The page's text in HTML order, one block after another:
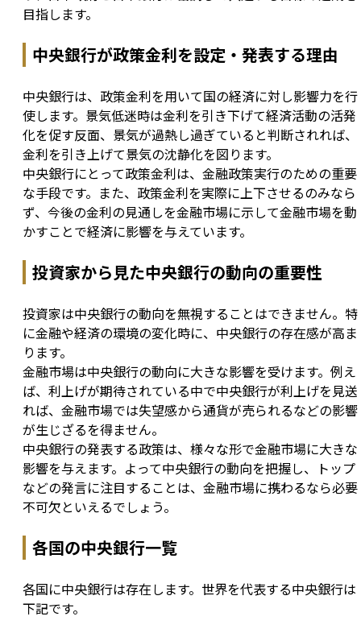
目指します。
中央銀行が政策金利を設定・発表する理由
中央銀行は、政策金利を用いて国の経済に対し影響力を行
使します。景気低迷時は金利を引き下げて経済活動の活発
化を促す反面、景気が過熱し過ぎていると判断されれば、
金利を引き上げて景気の沈静化を図ります。
中央銀行にとって政策金利は、金融政策実行のための重要
な手段です。また、政策金利を実際に上下させるのみなら
ず、今後の金利の見通しを金融市場に示して金融市場を動
かすことで経済に影響を与えています。
投資家から見た中央銀行の動向の重要性
投資家は中央銀行の動向を無視することはできません。特
に金融や経済の環境の変化時に、中央銀行の存在感が高ま
ります。
金融市場は中央銀行の動向に大きな影響を受けます。例え
ば、利上げが期待されている中で中央銀行が利上げを見送
れば、金融市場では失望感から通貨が売られるなどの影響
が生じざるを得ません。
中央銀行の発表する政策は、様々な形で金融市場に大きな
影響を与えます。よって中央銀行の動向を把握し、トップ
などの発言に注目することは、金融市場に携わるなら必要
不可欠といえるでしょう。
各国の中央銀行一覧
各国に中央銀行は存在します。世界を代表する中央銀行は
下記です。